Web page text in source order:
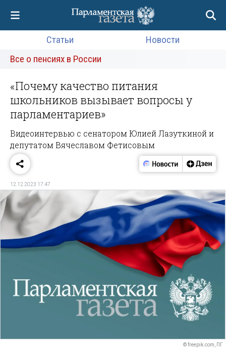
Статьи
Новости
Все о пенсиях в России
«Почему качество питания
школьников вызывает вопросы у
парламентариев»
Видеоинтервью с сенатором Юлией Лазуткиной и
депутатом Вячеславом Фетисовым
12.12.2023 17:47
© freepik.com, ПГ